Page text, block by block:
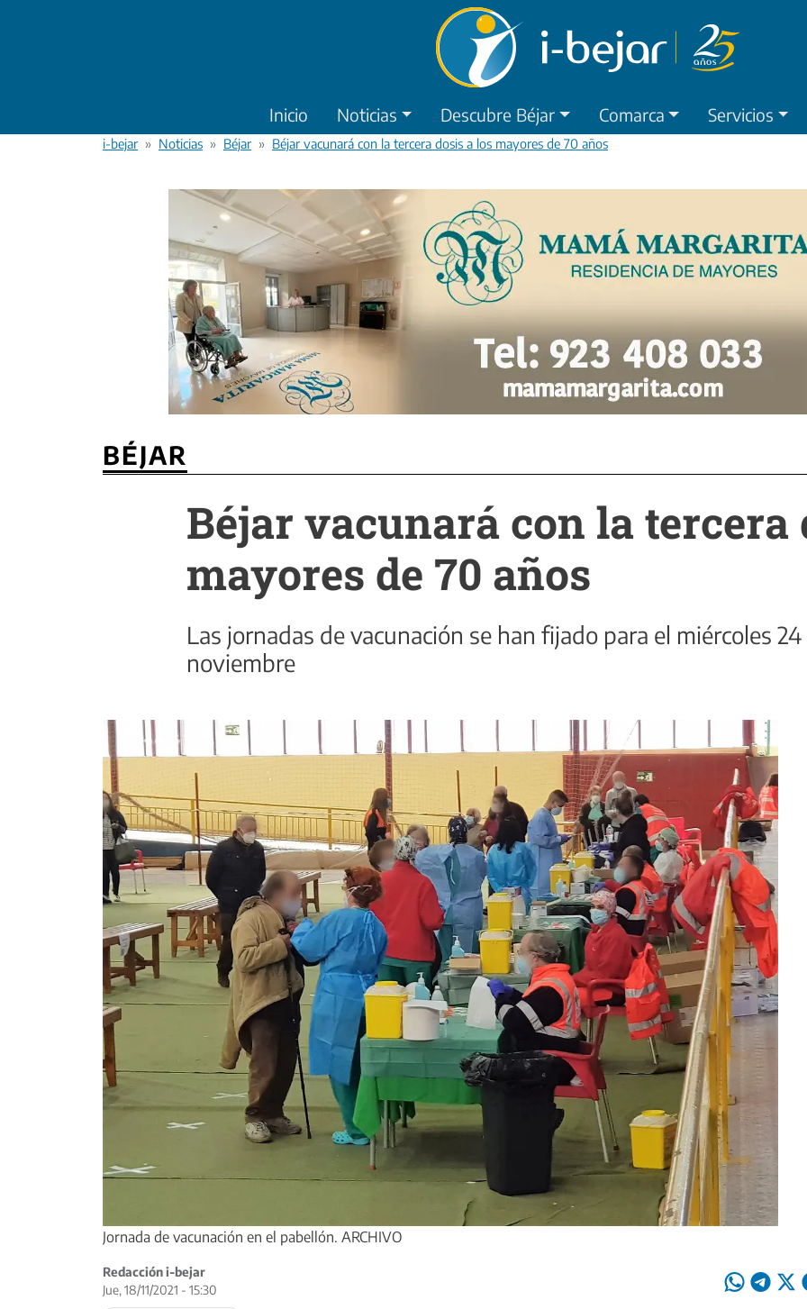
Inicio Noticias Descubre Béjar Comarca Servicios
i-bejar Noticias Béjar Béjar vacunará con la tercera dosis a los mayores de 70 años
BÉJAR
Béjar vacunará con la tercera
mayores de 70 años
Las jornadas de vacunación se han fijado para el miércoles
noviembre
Jornada de vacunación en el pabellón. ARCHIVO
Redacción i-bejar
Jue, 18/11/2021 - 15:30